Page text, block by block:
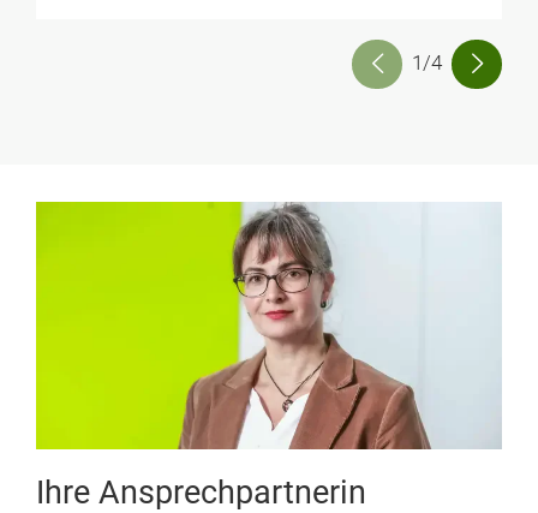
1/4
Ihre Ansprechpartnerin